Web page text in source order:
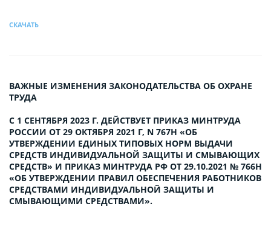
СКАЧАТЬ
ВАЖНЫЕ ИЗМЕНЕНИЯ ЗАКОНОДАТЕЛЬСТВА ОБ ОХРАНЕ
ТРУДА
С 1 СЕНТЯБРЯ 2023 Г. ДЕЙСТВУЕТ ПРИКАЗ МИНТРУДА
РОССИИ ОТ 29 ОКТЯБРЯ 2021 Г, N 767Н «ОБ
УТВЕРЖДЕНИИ ЕДИНЫХ ТИПОВЫХ НОРМ ВЫДАЧИ
СРЕДСТВ ИНДИВИДУАЛЬНОЙ ЗАЩИТЫ И СМЫВАЮЩИХ
СРЕДСТВ» И ПРИКАЗ МИНТРУДА РФ ОТ 29.10.2021 № 766Н
«ОБ УТВЕРЖДЕНИИ ПРАВИЛ ОБЕСПЕЧЕНИЯ РАБОТНИКОВ
СРЕДСТВАМИ ИНДИВИДУАЛЬНОЙ ЗАЩИТЫ И
СМЫВАЮЩИМИ СРЕДСТВАМИ».